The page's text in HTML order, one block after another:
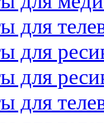
для
для
для
для